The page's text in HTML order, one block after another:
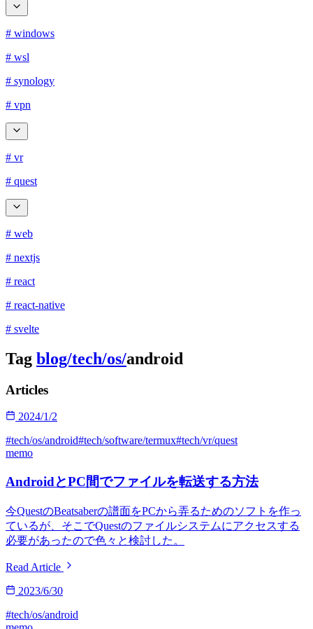
# windows
# wsl
# synology
# vpn
# vr
# quest
# web
# nextjs
# react
# react-native
# svelte
Tag blog/tech/os/android
Articles
2024/1/2
#tech/os/android#tech/software/termux#tech/vr/quest
memo
AndroidとPC間でファイルを転送する方法
今QuestのBeatsaberの譜面をPCから弄るためのソフトを作っ
ているが、そこでQuestのファイルシステムにアクセスする
必要があったので色々と検討した。
Read Article
2023/6/30
#tech/os/android